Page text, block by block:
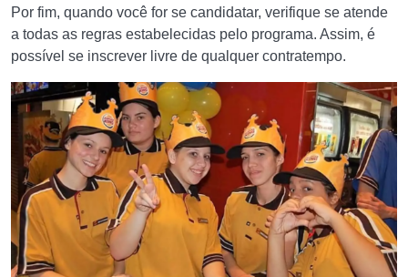
Por fim, quando você for se candidatar, verifique se atende
a todas as regras estabelecidas pelo programa. Assim, é
possível se inscrever livre de qualquer contratempo.